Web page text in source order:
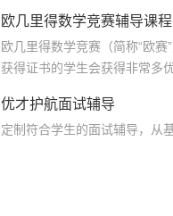
欧几里得数学竞赛辅导课程
优才护航面试辅导